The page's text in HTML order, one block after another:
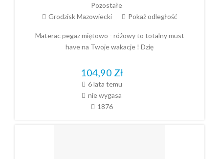
Pozostałe
Grodzisk Mazowiecki
Pokaż odległość
Materac pegaz miętowo - różowy to totalny must
have na Twoje wakacje ! Dzię
104,90 Zł
6 lata temu
nie wygasa
1876